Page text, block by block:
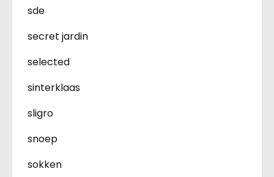
sde
secret jardin
selected
sinterklaas
sligro
snoep
sokken